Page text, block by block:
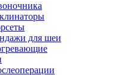
для шеи